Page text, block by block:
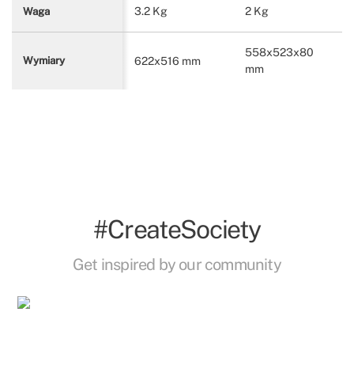
Waga 3.2 Kg 2 Kg
Wymiary 622x516 mm
558x523x80
mm
#CreateSociety
Get inspired by our community